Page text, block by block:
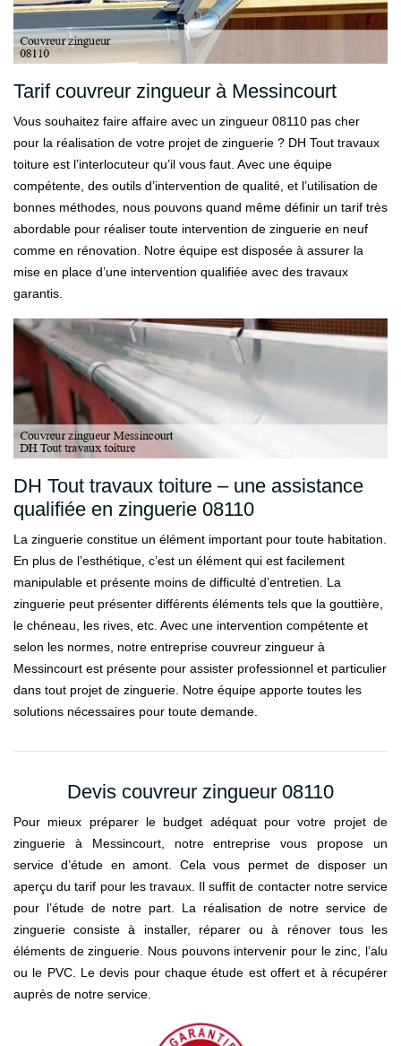
Tarif couvreur zingueur à Messincourt
Vous souhaitez faire affaire avec un zingueur 08110 pas cher
pour la réalisation de votre projet de zinguerie ? DH Tout travaux
toiture est l’interlocuteur qu’il vous faut. Avec une équipe
compétente, des outils d’intervention de qualité, et l’utilisation de
bonnes méthodes, nous pouvons quand même définir un tarif très
abordable pour réaliser toute intervention de zinguerie en neuf
comme en rénovation. Notre équipe est disposée à assurer la
mise en place d’une intervention qualifiée avec des travaux
garantis.
DH Tout travaux toiture – une assistance
qualifiée en zinguerie 08110
La zinguerie constitue un élément important pour toute habitation.
En plus de l’esthétique, c’est un élément qui est facilement
manipulable et présente moins de difficulté d’entretien. La
zinguerie peut présenter différents éléments tels que la gouttière,
le chéneau, les rives, etc. Avec une intervention compétente et
selon les normes, notre entreprise couvreur zingueur à
Messincourt est présente pour assister professionnel et particulier
dans tout projet de zinguerie. Notre équipe apporte toutes les
solutions nécessaires pour toute demande.
Devis couvreur zingueur 08110
Pour mieux préparer le budget adéquat pour votre projet de
zinguerie à Messincourt, notre entreprise vous propose un
service d’étude en amont. Cela vous permet de disposer un
aperçu du tarif pour les travaux. Il suffit de contacter notre service
pour l’étude de notre part. La réalisation de notre service de
zinguerie consiste à installer, réparer ou à rénover tous les
éléments de zinguerie. Nous pouvons intervenir pour le zinc, l’alu
ou le PVC. Le devis pour chaque étude est offert et à récupérer
auprès de notre service.